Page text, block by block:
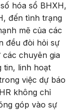
hóa sổ BHXH,
đến tình trạng
mẽ của các
đều đòi hỏi sự
chuyên gia
tin, linh hoạt
việc dự báo
không chỉ
góp vào sự